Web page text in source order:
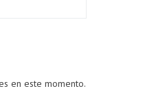
en este momento.